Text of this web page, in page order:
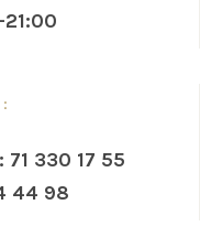
21:00
330 17 55
44 98